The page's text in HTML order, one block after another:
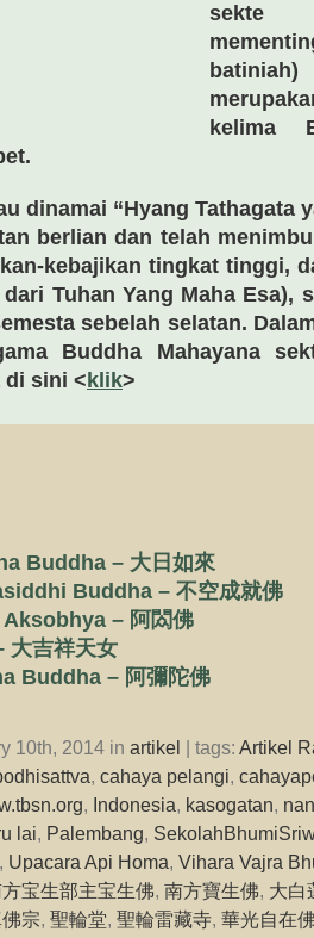
sekte
kelima
dinamai “Hyang Tathagata
berlian dan telah
kebajikan tingkat tinggi,
Tuhan Yang Maha Esa),
sebelah selatan.
Buddha Mahayana
di sini < klik>
Buddha – 大日如來
Buddha – 不空成就佛
– 阿閦佛
大吉祥天女
Buddha – 阿彌陀佛
10th, 2014 in artikel | tags: Artikel
, cahaya pelangi,
, Indonesia, kasogatan,
lai, Palembang,
, Upacara Api Homa, Vihara Vajra
宝生部主宝生佛, 南方寶生佛, 大白
宗, 聖輪堂, 聖輪雷藏寺, 華光自在